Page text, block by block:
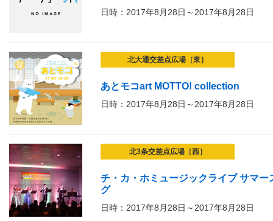
日時：2017年8月28日～2017年8月28日
北大通交差点広場［東］
あとモコart MOTTO! collection
日時：2017年8月28日～2017年8月28日
北3条交差点広場［西］
チ・カ・ホミュージックライブ サマ
グ
日時：2017年8月28日～2017年8月28日